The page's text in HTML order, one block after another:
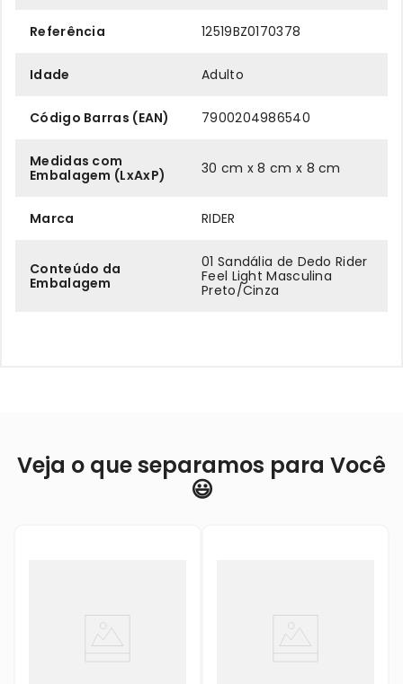
Referência 12519BZ0170378
Idade Adulto
Código Barras (EAN) 7900204986540
Medidas com
Embalagem (LxAxP)
30 cm x 8 cm x 8 cm
Marca RIDER
Conteúdo da
Embalagem
01 Sandália de Dedo Rider
Feel Light Masculina
Preto/Cinza
Veja o que separamos para Você
😃